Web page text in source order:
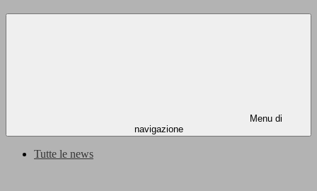
Menu di
navigazione
Tutte le news